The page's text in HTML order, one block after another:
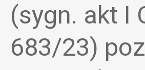
(sygn. akt I
683/23)